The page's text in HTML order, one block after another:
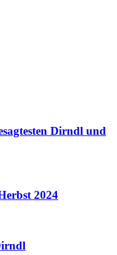
Dirndl und
2024